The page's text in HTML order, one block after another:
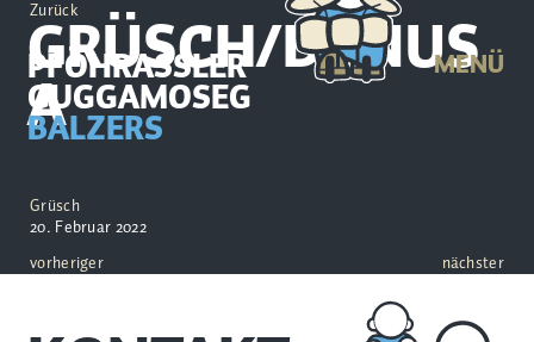
PFÖHRASSLER
GUGGAMOSEG
BALZERS
MENÜ
Zurück
GRÜSCH/DANUS
A
Grüsch
20. Februar 2022
vorheriger
nächster